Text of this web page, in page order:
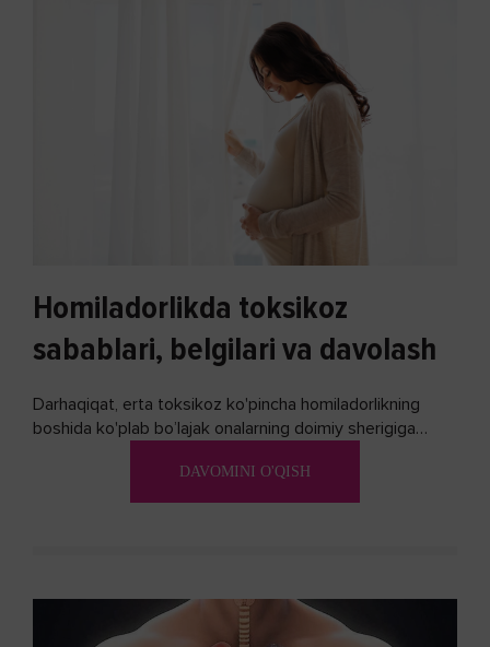
Homiladorlikda toksikoz
sabablari, belgilari va davolash
Darhaqiqat, erta toksikoz ko'pincha homiladorlikning
boshida ko'plab bo’lajak onalarning doimiy sherigiga
biron bir usuli bormi?DAVOMINI O'QISH